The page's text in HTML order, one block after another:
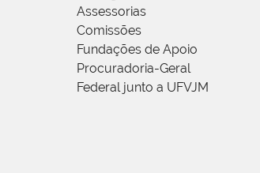
Assessorias
Comissões
Fundações de Apoio
Procuradoria-Geral
Federal junto a UFVJM